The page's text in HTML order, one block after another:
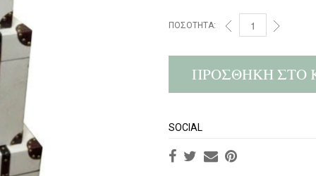
ΠΟΣΌΤΗΤΑ:
ΠΡΟΣΘΉΚΗ ΣΤΟ
SOCIAL